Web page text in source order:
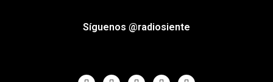
Síguenos @radiosiente